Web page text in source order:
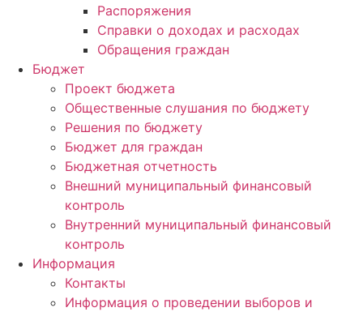
Распоряжения
Справки о доходах и расходах
Обращения граждан
Бюджет
Проект бюджета
Общественные слушания по бюджету
Решения по бюджету
Бюджет для граждан
Бюджетная отчетность
Внешний муниципальный финансовый
контроль
Внутренний муниципальный финансовый
контроль
Информация
Контакты
Информация о проведении выборов и